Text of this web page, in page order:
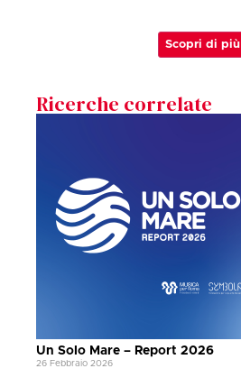
Scopri di più
Ricerche correlate
Un Solo Mare – Report 2026
26 Febbraio 2026